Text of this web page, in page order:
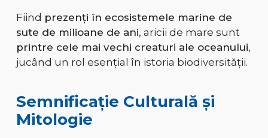
Fiind prezenți în ecosistemele marine de
sute de milioane de ani, aricii de mare sunt
printre cele mai vechi creaturi ale oceanului,
jucând un rol esențial în istoria biodiversității.
Semnificație Culturală și
Mitologie